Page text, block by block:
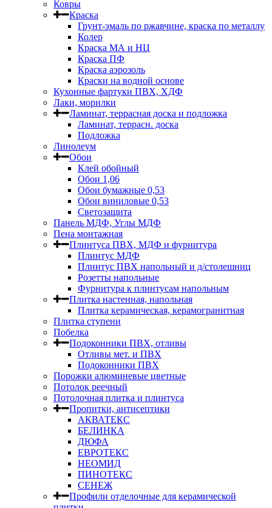
Ковры
Краска
Грунт-эмаль по ржавчине, краска по металлу
Колер
Краска МА и НЦ
Краска ПФ
Краска аэрозоль
Краски на водной основе
Кухонные фартуки ПВХ, ХДФ
Лаки, морилки
Ламинат, террасная доска и подложка
Ламинат, террасн. доска
Подложка
Линолеум
Обои
Клей обойный
Обои 1,06
Обои бумажные 0,53
Обои виниловые 0,53
Светозащита
Панель МДФ, Углы МДФ
Пена монтажная
Плинтуса ПВХ, МДФ и фурнитура
Плинтус МДФ
Плинтус ПВХ напольный и д/столешниц
Розетты напольные
Фурнитура к плинтусам напольным
Плитка настенная, напольная
Плитка керамическая, керамогранитная
Плитка ступени
Побелка
Подоконники ПВХ, отливы
Отливы мет. и ПВХ
Подоконники ПВХ
Порожки алюминевые цветные
Потолок реечный
Потолочная плитка и плинтуса
Пропитки, антисептики
АКВАТЕКС
БЕЛИНКА
ДЮФА
ЕВРОТЕКС
НЕОМИД
ПИНОТЕКС
СЕНЕЖ
Профили отделочные для керамической